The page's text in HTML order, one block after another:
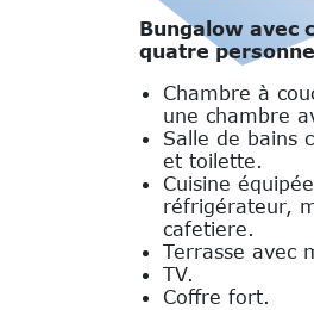
Bungalow avec
quatre
Chambre à
une chambre
Salle de bains
et toilette.
Cuisine
réfrigérateur,
cafetiere.
Terrasse avec
TV.
Coffre fort.